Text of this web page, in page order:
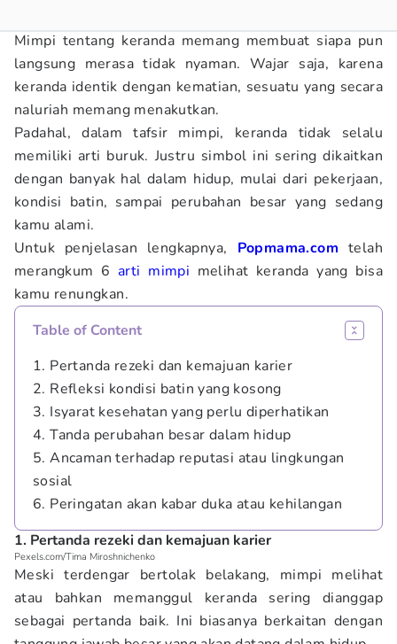
Mimpi tentang keranda memang membuat siapa pun
langsung merasa tidak nyaman. Wajar saja, karena
keranda identik dengan kematian, sesuatu yang secara
naluriah memang menakutkan.
Padahal, dalam tafsir mimpi, keranda tidak selalu
memiliki arti buruk. Justru simbol ini sering dikaitkan
dengan banyak hal dalam hidup, mulai dari pekerjaan,
kondisi batin, sampai perubahan besar yang sedang
kamu alami.
Untuk penjelasan lengkapnya, Popmama.com telah
merangkum 6arti mimpi melihat keranda yang bisa
kamu renungkan.
Table of Content
1. Pertanda rezeki dan kemajuan karier
2. Refleksi kondisi batin yang kosong
3. Isyarat kesehatan yang perlu diperhatikan
4. Tanda perubahan besar dalam hidup
5. Ancaman terhadap reputasi atau lingkungan
sosial
6. Peringatan akan kabar duka atau kehilangan
1. Pertanda rezeki dan kemajuan karier
Pexels.com/Tima Miroshnichenko
Meski terdengar bertolak belakang, mimpi melihat
atau bahkan memanggul keranda sering dianggap
sebagai pertanda baik. Ini biasanya berkaitan dengan